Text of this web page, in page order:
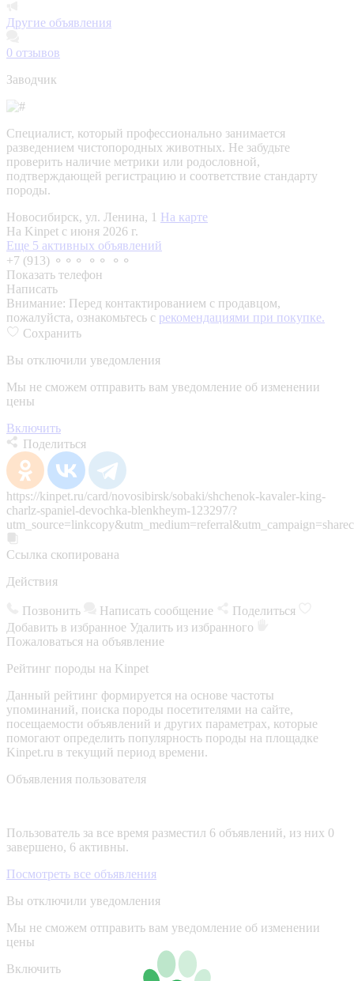
Другие объявления
0 отзывов
Заводчик
Специалист, который профессионально занимается
разведением чистопородных животных. Не забудьте
проверить наличие метрики или родословной,
подтверждающей регистрацию и соответствие стандарту
породы.
Новосибирск, ул. Ленина, 1 На карте
На Kinpet c июня 2026 г.
Еще 5 активных объявлений
+7 (913) ⚬⚬⚬ ⚬⚬ ⚬⚬
Показать телефон
Написать
Внимание: Перед контактированием с продавцом,
пожалуйста, ознакомьтесь с рекомендациями при покупке.
Сохранить
Вы отключили уведомления
Мы не сможем отправить вам уведомление об изменении
цены
Включить
Поделиться
https://kinpet.ru/card/novosibirsk/sobaki/shchenok-kavaler-king-
charlz-spaniel-devochka-blenkheym-123297/?
Ссылка скопирована
Действия
Позвонить Написать сообщение
Поделиться
Добавить в избранное Удалить из избранного
Пожаловаться на объявление
Рейтинг породы на Kinpet
Данный рейтинг формируется на основе частоты
упоминаний, поиска породы посетителями на сайте,
посещаемости объявлений и других параметрах, которые
помогают определить популярность породы на площадке
Kinpet.ru в текущий период времени.
Объявления пользователя
Пользователь за все время разместил 6 объявлений, из них 0
завершено, 6 активны.
Посмотреть все объявления
Вы отключили уведомления
Мы не сможем отправить вам уведомление об изменении
цены
Включить